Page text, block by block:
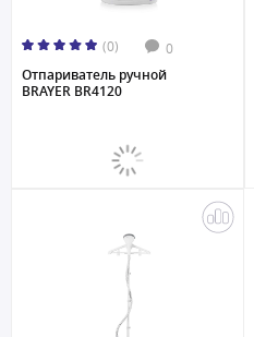
(0) 0
Отпариватель ручной
BRAYER BR4120